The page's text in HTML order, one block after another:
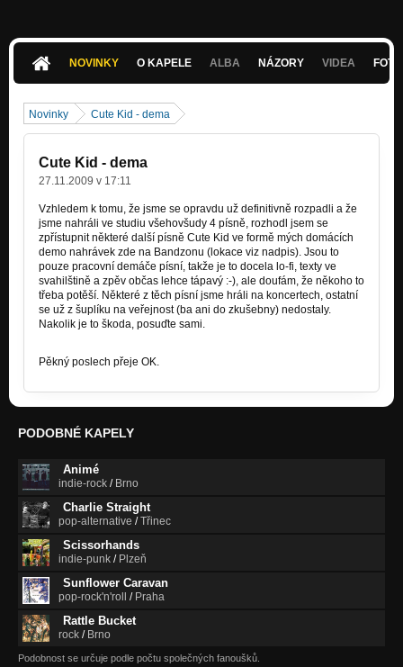
NOVINKY O KAPELE ALBA NÁZORY VIDEA
Novinky Cute Kid - dema
Cute Kid - dema
27.11.2009 v 17:11
Vzhledem k tomu, že jsme se opravdu už definitivně rozpadli a že
jsme nahráli ve studiu všehovšudy 4 písně, rozhodl jsem se
zpřístupnit některé další písně Cute Kid ve formě mých domácích
demo nahrávek zde na Bandzonu (lokace viz nadpis). Jsou to
pouze pracovní demáče písní, takže je to docela lo-fi, texty ve
svahilštině a zpěv občas lehce tápavý :-), ale doufám, že někoho to
třeba potěší. Některé z těch písní jsme hráli na koncertech, ostatní
se už z šuplíku na veřejnost (ba ani do zkušebny) nedostaly.
Nakolik je to škoda, posuďte sami.
Pěkný poslech přeje OK.
PODOBNÉ KAPELY
Animé
indie-rock / Brno
Charlie Straight
pop-alternative /Třinec
Scissorhands
indie-punk / Plzeň
Sunflower Caravan
pop-rock'n'roll / Praha
Rattle Bucket
rock / Brno
Podobnost se určuje podle počtu společných fanoušků.